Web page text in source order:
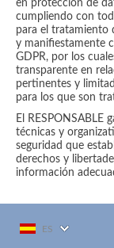
en protección de
cumpliendo con
para el tratamiento
y manifiestamente
GDPR, por los
transparente en
pertinentes y
para los que son
El RESPONSABLE
técnicas y
seguridad que
derechos y
información
ES